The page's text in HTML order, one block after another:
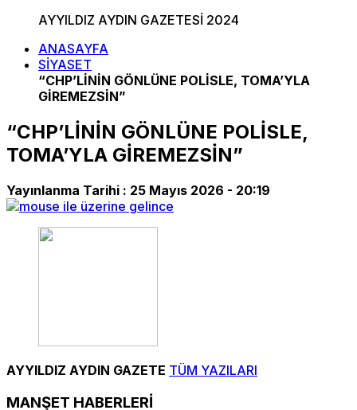
AYYILDIZ AYDIN GAZETESİ 2024
ANASAYFA
SİYASET
“CHP’LİNİN GÖNLÜNE POLİSLE, TOMA’YLA
GİREMEZSİN”
“CHP’LİNİN GÖNLÜNE POLİSLE,
TOMA’YLA GİREMEZSİN”
Yayınlanma Tarihi : 25 Mayıs 2026 - 20:19
AYYILDIZ AYDIN GAZETE TÜM YAZILARI
MANŞET HABERLERİ